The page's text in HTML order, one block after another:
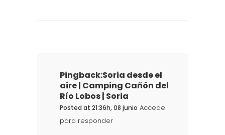
Pingback:Soria desde el
aire | Camping Cañón del
Río Lobos | Soria
Posted at 21:36h, 08 junio Accede
para responder